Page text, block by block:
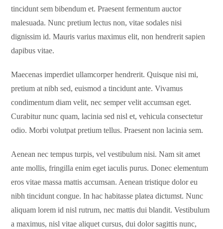
tincidunt sem bibendum et. Praesent fermentum auctor
malesuada. Nunc pretium lectus non, vitae sodales nisi
dignissim id. Mauris varius maximus elit, non hendrerit sapien
dapibus vitae.
Maecenas imperdiet ullamcorper hendrerit. Quisque nisi mi,
pretium at nibh sed, euismod a tincidunt ante. Vivamus
condimentum diam velit, nec semper velit accumsan eget.
Curabitur nunc quam, lacinia sed nisl et, vehicula consectetur
odio. Morbi volutpat pretium tellus. Praesent non lacinia sem.
Aenean nec tempus turpis, vel vestibulum nisi. Nam sit amet
ante mollis, fringilla enim eget iaculis purus. Donec elementum
eros vitae massa mattis accumsan. Aenean tristique dolor eu
nibh tincidunt congue. In hac habitasse platea dictumst. Nunc
aliquam lorem id nisl rutrum, nec mattis dui blandit. Vestibulum
a maximus, nisl vitae aliquet cursus, dui dolor sagittis nunc,